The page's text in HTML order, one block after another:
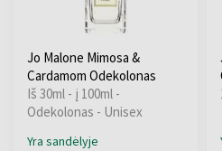
Jo Malone Mimosa &
Cardamom Odekolonas
Iš 30ml - į 100ml -
Odekolonas - Unisex
Yra sandėlyje